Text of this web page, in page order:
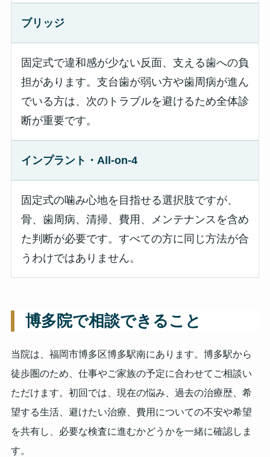
ブリッジ
固定式で違和感が少ない反面、支える歯への負
担があります。支台歯が弱い方や歯周病が進ん
でいる方は、次のトラブルを避けるため全体診
断が重要です。
インプラント・All-on-4
固定式の噛み心地を目指せる選択肢ですが、
骨、歯周病、清掃、費用、メンテナンスを含め
た判断が必要です。すべての方に同じ方法が合
うわけではありません。
博多院で相談できること
当院は、福岡市博多区博多駅南にあります。博多駅から
徒歩圏のため、仕事やご家族の予定に合わせてご相談い
ただけます。初回では、現在の悩み、過去の治療歴、希
望する生活、避けたい治療、費用についての不安や希望
を共有し、必要な検査に進むかどうかを一緒に確認しま
す。